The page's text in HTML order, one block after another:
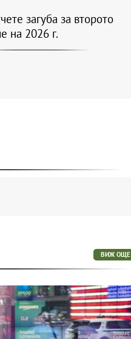
загуба за второто
на 2026 г.
ВИЖ ОЩЕ